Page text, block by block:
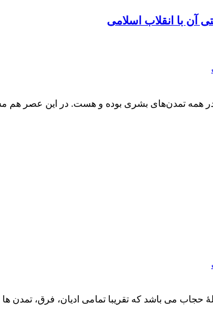
آن با انقلاب اسلامی
همه تمدن‌های بشری بوده و هست. در این عصر
می باشد که تقریبا تمامی ادیان، فرق، تمدن